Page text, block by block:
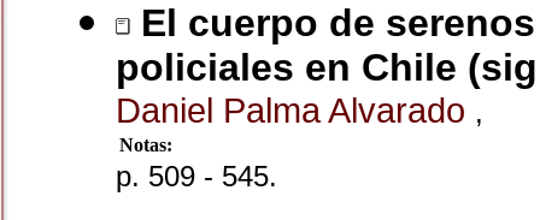
El cuerpo de
policiales en Chile
Daniel Palma Alvarado ,
Notas:
p. 509 - 545.